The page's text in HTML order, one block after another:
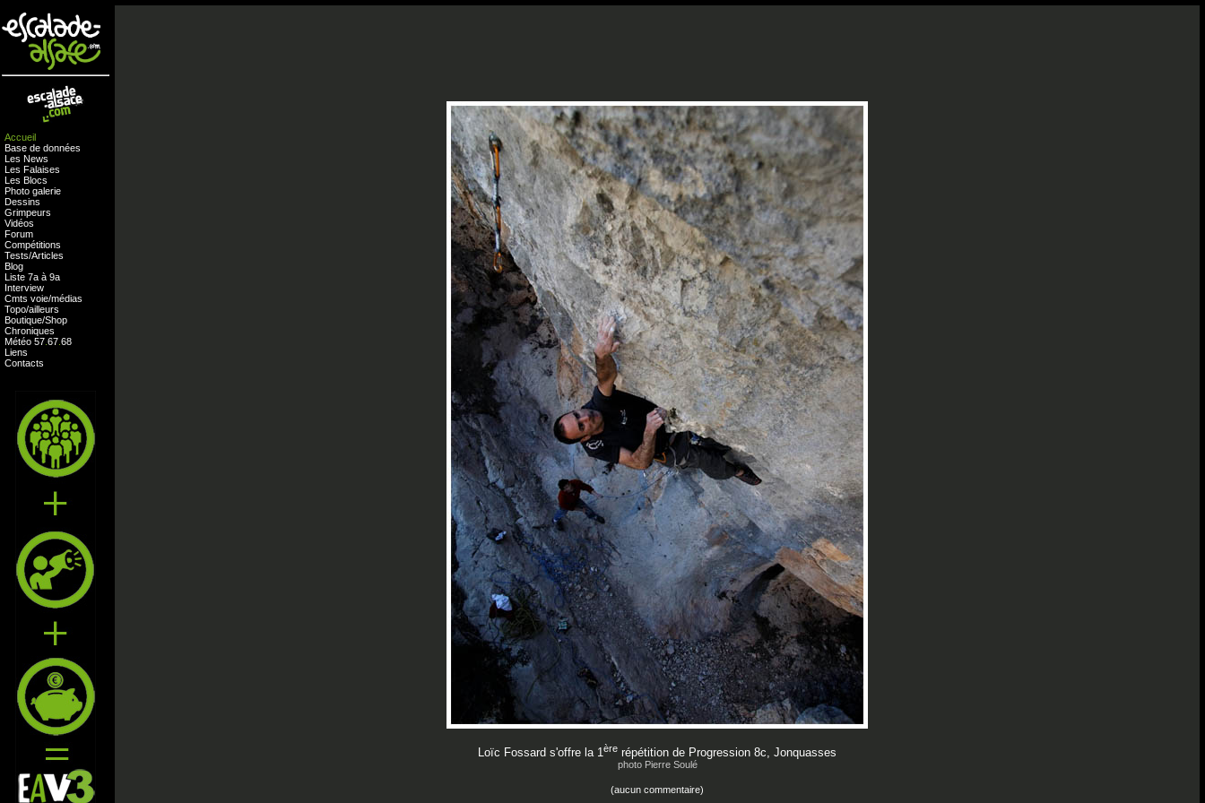
Accueil
Base de données
Les News
Les Falaises
Les Blocs
Photo galerie
Dessins
Grimpeurs
Vidéos
Forum
Compétitions
Tests/Articles
Blog
Liste 7a à 9a
Interview
Cmts voie/médias
Topo/ailleurs
Boutique/Shop
Chroniques
Météo 57 67 68
Liens
Contacts
Loïc Fossard s'offre la 1ère répétition de Progression 8c, Jonquasses
photo Pierre Soulé
(aucun commentaire)